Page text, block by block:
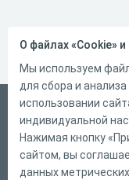
Русский
Справка
Форма
О файлах «Cookie»
Мы используем
для сбора и
использовании
индивидуальной
Нажимая кнопку
сайтом, вы
данных